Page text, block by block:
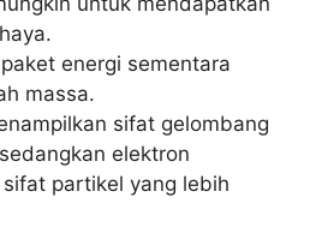
energi sementara
massa.
sifat gelombang
elektron
partikel yang lebih